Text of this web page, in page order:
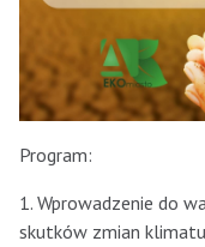
Program:
1. Wprowadzenie do
skutków zmian